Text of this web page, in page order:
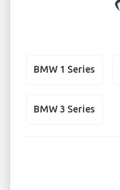
BMW 1 Series
BMW 3 Series